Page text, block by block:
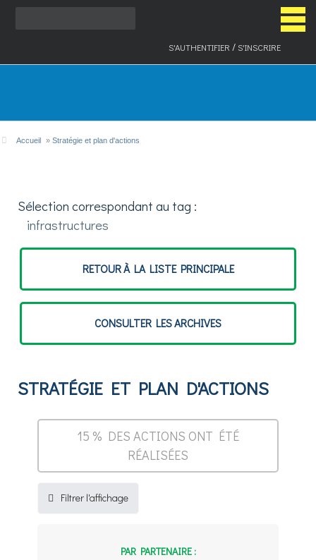
S'AUTHENTIFIER /S'INSCRIRE
ACCUEIL
INDICATEURS
GROUPES DE TRAVAIL ▼
CONTRIBUEZ
Accueil » Stratégie et plan d'actions
Sélection correspondant au tag :
infrastructures
RETOUR À LA LISTE PRINCIPALE
CONSULTER LES ARCHIVES
STRATÉGIE ET PLAN D'ACTIONS
15 % DES ACTIONS ONT ÉTÉ
RÉALISÉES
Filtrer l'affichage
PAR PARTENAIRE :